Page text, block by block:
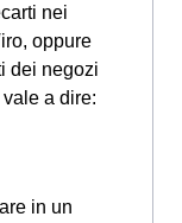
nei
oppure
dei negozi
a dire:
in un